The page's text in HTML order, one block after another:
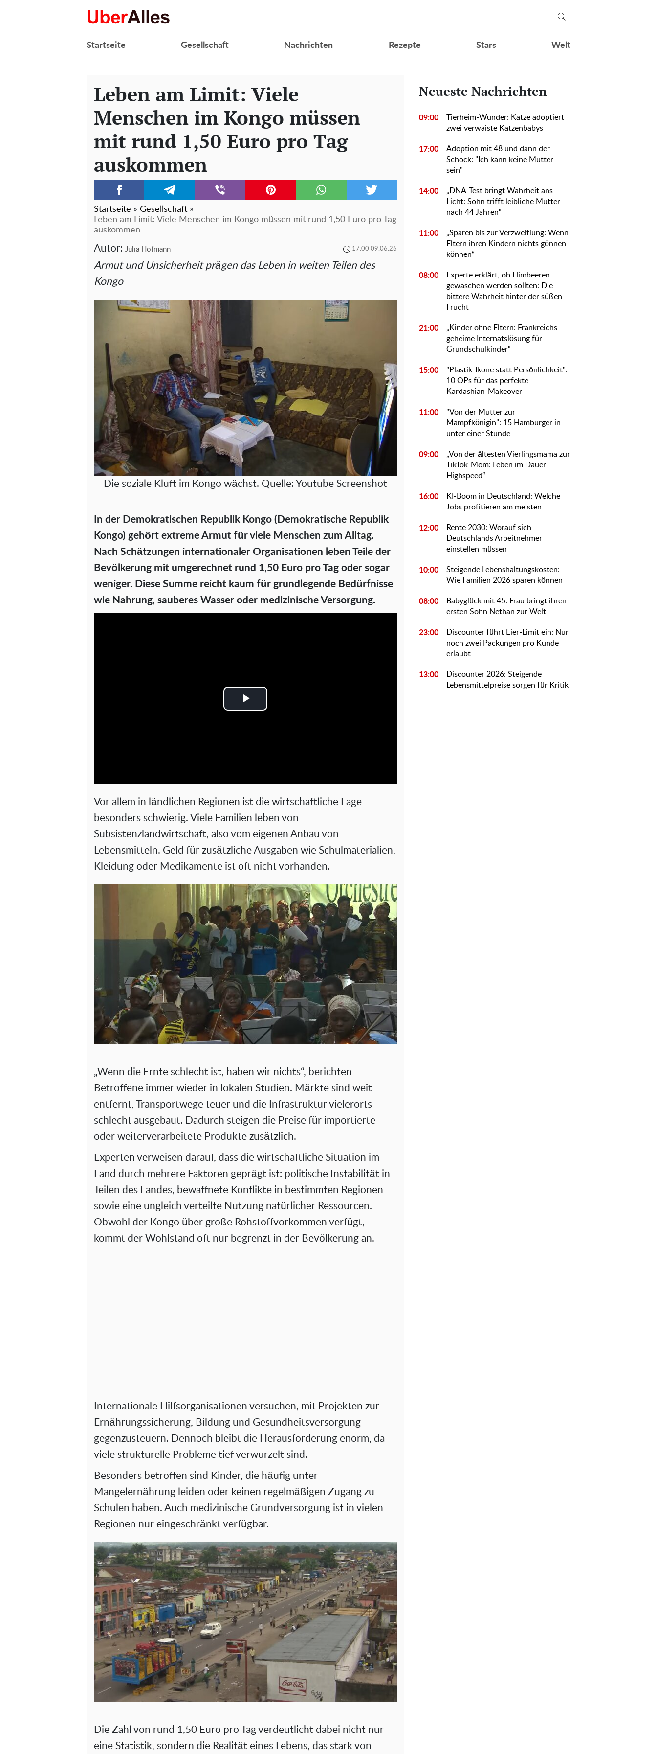
Startseite Gesellschaft Nachrichten Rezepte Stars Welt
Leben am Limit: Viele
Menschen im Kongo müssen
mit rund 1,50 Euro pro Tag
auskommen
Startseite » Gesellschaft »
Leben am Limit: Viele Menschen im Kongo müssen mit rund 1,50 Euro pro Tag
auskommen
Autor: Julia Hofmann 17:00 09.06.26
Armut und Unsicherheit prägen das Leben in weiten Teilen des
Kongo
Die soziale Kluft im Kongo wächst. Quelle: Youtube Screenshot
In der Demokratischen Republik Kongo (Demokratische Republik
Kongo) gehört extreme Armut für viele Menschen zum Alltag.
Nach Schätzungen internationaler Organisationen leben Teile der
Bevölkerung mit umgerechnet rund 1,50 Euro pro Tag oder sogar
weniger. Diese Summe reicht kaum für grundlegende Bedürfnisse
wie Nahrung, sauberes Wasser oder medizinische Versorgung.
P
V
i
d
e
o
Vor allem in ländlichen Regionen ist die wirtschaftliche Lage
besonders schwierig. Viele Familien leben von
Subsistenzlandwirtschaft, also vom eigenen Anbau von
Lebensmitteln. Geld für zusätzliche Ausgaben wie Schulmaterialien,
Kleidung oder Medikamente ist oft nicht vorhanden.
„Wenn die Ernte schlecht ist, haben wir nichts“, berichten
Betroffene immer wieder in lokalen Studien. Märkte sind weit
entfernt, Transportwege teuer und die Infrastruktur vielerorts
schlecht ausgebaut. Dadurch steigen die Preise für importierte
oder weiterverarbeitete Produkte zusätzlich.
Experten verweisen darauf, dass die wirtschaftliche Situation im
Land durch mehrere Faktoren geprägt ist: politische Instabilität in
Teilen des Landes, bewaffnete Konflikte in bestimmten Regionen
sowie eine ungleich verteilte Nutzung natürlicher Ressourcen.
Obwohl der Kongo über große Rohstoffvorkommen verfügt,
kommt der Wohlstand oft nur begrenzt in der Bevölkerung an.
Internationale Hilfsorganisationen versuchen, mit Projekten zur
Ernährungssicherung, Bildung und Gesundheitsversorgung
gegenzusteuern. Dennoch bleibt die Herausforderung enorm, da
viele strukturelle Probleme tief verwurzelt sind.
Besonders betroffen sind Kinder, die häufig unter
Mangelernährung leiden oder keinen regelmäßigen Zugang zu
Schulen haben. Auch medizinische Grundversorgung ist in vielen
Regionen nur eingeschränkt verfügbar.
Die Zahl von rund 1,50 Euro pro Tag verdeutlicht dabei nicht nur
eine Statistik, sondern die Realität eines Lebens, das stark von
Neueste Nachrichten
09:00
Tierheim-Wunder: Katze adoptiert
zwei verwaiste Katzenbabys
17:00
Adoption mit 48 und dann der
Schock: "Ich kann keine Mutter
sein"
14:00
„DNA-Test bringt Wahrheit ans
Licht: Sohn trifft leibliche Mutter
nach 44 Jahren“
11:00
„Sparen bis zur Verzweiflung: Wenn
Eltern ihren Kindern nichts gönnen
können“
08:00
Experte erklärt, ob Himbeeren
gewaschen werden sollten: Die
bittere Wahrheit hinter der süßen
Frucht
21:00
„Kinder ohne Eltern: Frankreichs
geheime Internatslösung für
Grundschulkinder“
15:00
"Plastik-Ikone statt Persönlichkeit":
10 OPs für das perfekte
Kardashian-Makeover
11:00
"Von der Mutter zur
Mampfkönigin": 15 Hamburger in
unter einer Stunde
09:00
„Von der ältesten Vierlingsmama zur
TikTok-Mom: Leben im Dauer-
Highspeed“
16:00
KI-Boom in Deutschland: Welche
Jobs profitieren am meisten
12:00
Rente 2030: Worauf sich
Deutschlands Arbeitnehmer
einstellen müssen
10:00
Steigende Lebenshaltungskosten:
Wie Familien 2026 sparen können
08:00
Babyglück mit 45: Frau bringt ihren
ersten Sohn Nethan zur Welt
23:00
Discounter führt Eier-Limit ein: Nur
noch zwei Packungen pro Kunde
erlaubt
13:00
Discounter 2026: Steigende
Lebensmittelpreise sorgen für Kritik